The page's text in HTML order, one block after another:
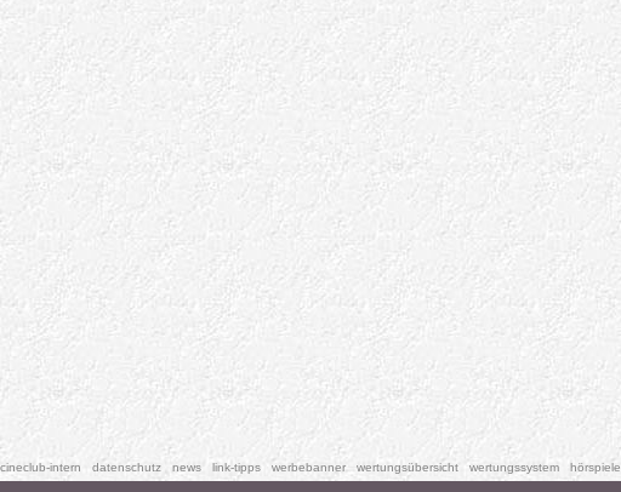
cineclub-intern datenschutz news link-tipps werbebanner wertungsübersicht wertungssystem hörspiele